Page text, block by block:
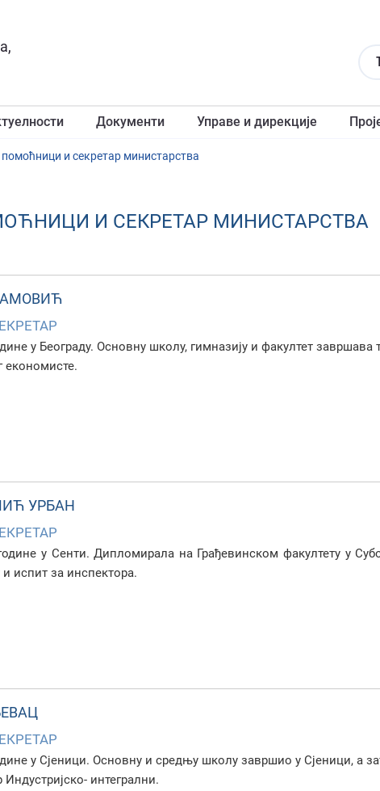
Документи Управе и дирекције
и секрeтар министарства
И СЕКРEТАР МИНИСТАРСТВА
у Београду. Основну школу, гимназију и факултет завршава
економисте.
УРБАН
у Сенти. Дипломирала на Грађевинском факултету у
испит за инспектора.
у Сјеници. Основну и средњу школу завршио у Сјеници, а
Индустријско- интегрални.